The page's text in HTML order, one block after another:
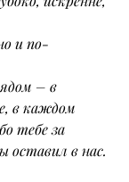
и по-
– в
в каждом
тебе за
оставил в нас.